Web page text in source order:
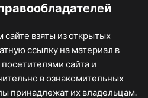
взяты из открытых
ссылку на материал в
сайта и
в ознакомительных
принадлежат их владельцам.